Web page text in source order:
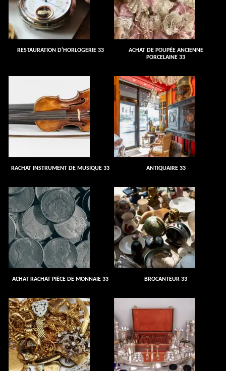
RESTAURATION D'HORLOGERIE 33
ACHAT DE POUPÉE ANCIENNE
PORCELAINE 33
RACHAT INSTRUMENT DE MUSIQUE 33 ANTIQUAIRE 33
ACHAT RACHAT PIÈCE DE MONNAIE 33 BROCANTEUR 33